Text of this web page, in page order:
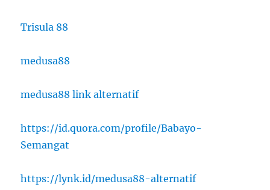
Trisula 88
medusa88
medusa88 link alternatif
https://id.quora.com/profile/Babayo-
Semangat
https://lynk.id/medusa88-alternatif